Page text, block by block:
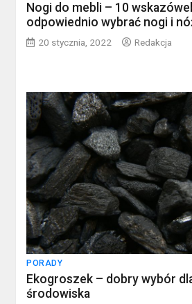
Nogi do mebli – 10
odpowiednio wybrać nogi i
20 stycznia, 2022 Redakcja
PORADY
Ekogroszek – dobry wybór
środowiska